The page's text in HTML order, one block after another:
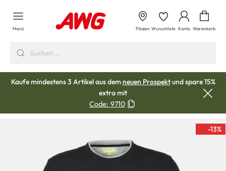
springen
Menü Filialen Wunschliste Konto Warenkorb
Kaufe mindestens 3 Artikel aus demneuen Prospektund spare 15%
extra mit
Code: 9710
-13%